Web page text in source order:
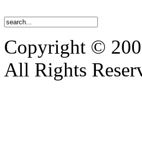
Copyright ©
All Rights